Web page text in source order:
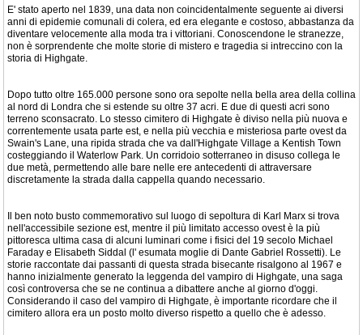
E' stato aperto nel 1839, una data non coincidentalmente seguente ai diversi
anni di epidemie comunali di colera, ed era elegante e costoso, abbastanza da
diventare velocemente alla moda tra i vittoriani. Conoscendone le stranezze,
non è sorprendente che molte storie di mistero e tragedia si intreccino con la
storia di Highgate.
Dopo tutto oltre 165.000 persone sono ora sepolte nella bella area della collina
al nord di Londra che si estende su oltre 37 acri. E due di questi acri sono
terreno sconsacrato. Lo stesso cimitero di Highgate è diviso nella più nuova e
correntemente usata parte est, e nella più vecchia e misteriosa parte ovest da
Swain's Lane, una ripida strada che va dall'Highgate Village a Kentish Town
costeggiando il Waterlow Park. Un corridoio sotterraneo in disuso collega le
due metà, permettendo alle bare nelle ere antecedenti di attraversare
discretamente la strada dalla cappella quando necessario.
Il ben noto busto commemorativo sul luogo di sepoltura di Karl Marx si trova
nell'accessibile sezione est, mentre il più limitato accesso ovest è la più
pittoresca ultima casa di alcuni luminari come i fisici del 19 secolo Michael
Faraday e Elisabeth Siddal (l' esumata moglie di Dante Gabriel Rossetti). Le
storie raccontate dai passanti di questa strada bisecante risalgono al 1967 e
hanno inizialmente generato la leggenda del vampiro di Highgate, una saga
così controversa che se ne continua a dibattere anche al giorno d'oggi.
Considerando il caso del vampiro di Highgate, è importante ricordare che il
cimitero allora era un posto molto diverso rispetto a quello che è adesso.